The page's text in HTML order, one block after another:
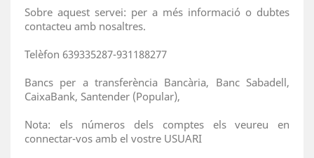
Sobre aquest servei: per a més informació o dubtes
contacteu amb nosaltres.
Telèfon 639335287-931188277
Bancs per a transferència Bancària, Banc Sabadell,
CaixaBank, Santender (Popular),
Nota: els números dels comptes els veureu en
connectar-vos amb el vostre USUARI